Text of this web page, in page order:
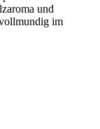
und
im